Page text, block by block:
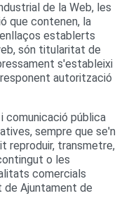
de la Web, les
que contenen, la
establerts
són titularitat de
s'estableixi
autorització
comunicació pública
sempre que se'n
reproduir, transmetre,
o les
comercials
de Ajuntament de